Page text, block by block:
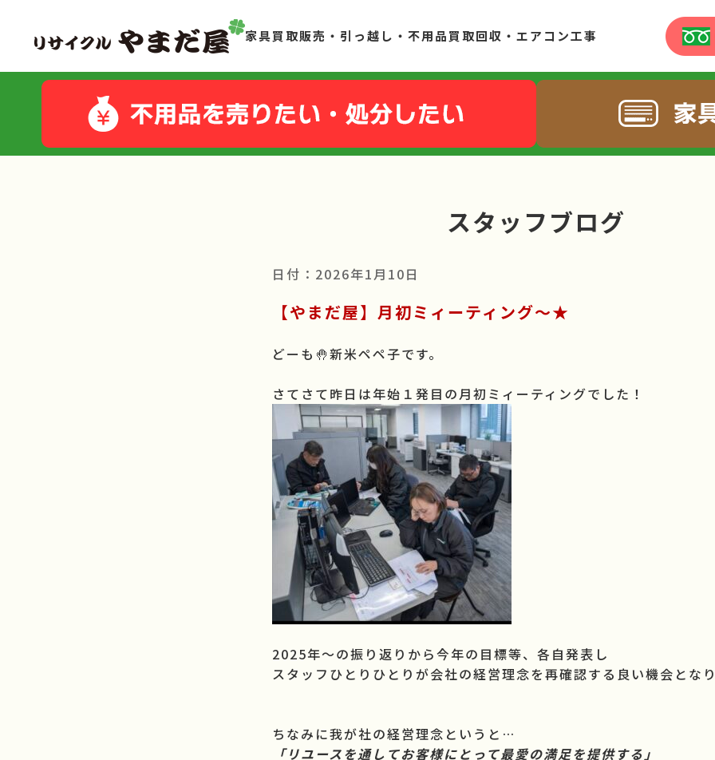
家具買取販売・引っ越し・不用品買取回収・エアコン工事
スタッフブログ
日付：2026年1月10日
【やまだ屋】月初ミィーティング～★
どーも🤚新米ペペ子です。
さてさて昨日は年始１発目の月初ミィーティングでした！
2025年～の振り返りから今年の目標等、各自発表し
スタッフひとりひとりが会社の経営理念を再確認する良い機会となり
ちなみに我が社の経営理念というと…
「リユースを通してお客様にとって最愛の満足を提供する」